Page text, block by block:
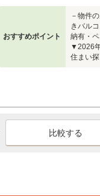
おすすめポイント
－物件
きバル
納有・
▼2026
住まい